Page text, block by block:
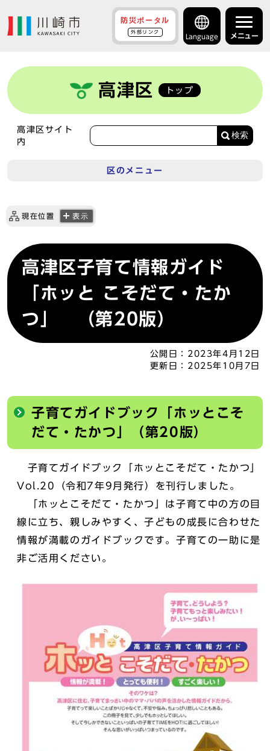
防災ポータル
外部リンク
Language メニュー
高津区 トップ
高津区サイト
内
検索
区のメニュー
現在位置 表示
高津区子育て情報ガイド
「ホッと こそだて・たか
つ」 （第20版）
公開日： 2023年4月12日
更新日： 2025年10月7日
子育てガイドブック「ホッとこそ
だて・たかつ」（第20版）
子育てガイドブック「ホッとこそだて・たかつ」
Vol.20（令和7年9月発行）を刊行しました。
「ホッとこそだて・たかつ」は子育て中の方の目
線に立ち、親しみやすく、子どもの成長に合わせた
情報が満載のガイドブックです。子育ての一助に是
非ご活用ください。